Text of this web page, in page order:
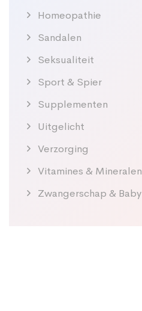
Homeopathie
Sandalen
Seksualiteit
Sport & Spier
Supplementen
Uitgelicht
Verzorging
Vitamines & Mineralen
Zwangerschap & Baby